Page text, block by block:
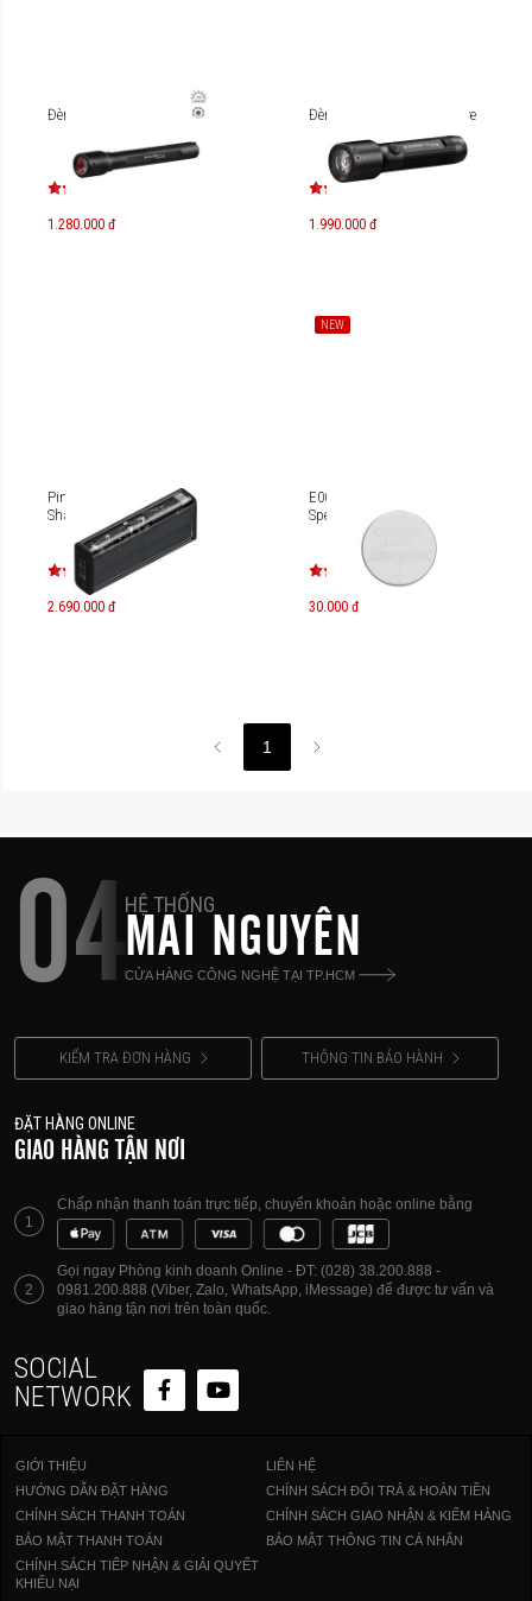
Đèn pin LedLenser P6
1.280.000 đ
Đèn pin Ledlenser P5R Core
1.990.000 đ
Pin dự phòng chuẩn CCC
Shargeek 140 20.000mAh
2.690.000 đ
NEW
E000041900 Pin Energizer
Specialty 2032 BP1
30.000 đ
1
04HỆ THỐNG
MAI NGUYÊN
CỬA HÀNG CÔNG NGHỆ TẠI TP.HCM
KIỂM TRA ĐƠN HÀNG THÔNG TIN BẢO HÀNH
ĐẶT HÀNG ONLINE
GIAO HÀNG TẬN NƠI
1
Chấp nhận thanh toán trực tiếp, chuyển khoản hoặc online bằng
2
Gọi ngay Phòng kinh doanh Online - ĐT: (028) 38.200.888 -
0981.200.888 (Viber, Zalo, WhatsApp, iMessage) để được tư vấn và
giao hàng tận nơi trên toàn quốc.
SOCIAL
NETWORK
GIỚI THIỆU
LIÊN HỆ
HƯỚNG DẪN ĐẶT HÀNG
CHÍNH SÁCH ĐỔI TRẢ & HOÀN TIỀN
CHÍNH SÁCH THANH TOÁN
CHÍNH SÁCH GIAO NHẬN & KIỂM HÀNG
BẢO MẬT THANH TOÁN
BẢO MẬT THÔNG TIN CÁ NHÂN
CHÍNH SÁCH TIẾP NHẬN & GIẢI QUYẾT
KHIẾU NẠI